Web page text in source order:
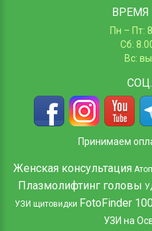
ВРЕМЯ
Пн – Пт:
Сб:
Вс:
СОЦ.
Принимаем
Женская консультация
Плазмолифтинг головы
УЗИ щитовидки FotoFinder
УЗИ на